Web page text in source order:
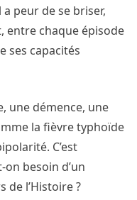
peur de se briser,
entre chaque épisode
ses capacités
une démence, une
la fièvre typhoïde
C’est
besoin d’un
l’Histoire ?